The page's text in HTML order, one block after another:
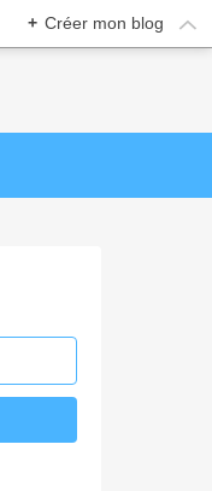
+ Créer mon blog